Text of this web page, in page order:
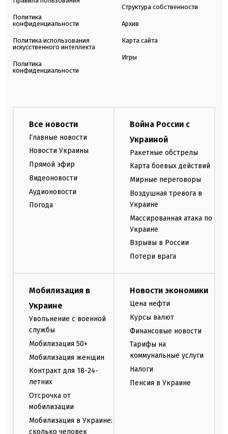
Политика
конфиденциальности
Политика использования
искусственного интеллекта
Политика
конфиденциальности
Структура собственности
Архив
Карта сайта
Игры
Все новости
Главные новости
Новости Украины
Прямой эфир
Видеоновости
Аудионовости
Погода
Война России с
Украиной
Ракетные обстрелы
Карта боевых действий
Мирные переговоры
Воздушная тревога в
Украине
Массированная атака по
Украине
Взрывы в России
Потери врага
Мобилизация в
Украине
Увольнение с военной
службы
Мобилизация 50+
Мобилизация женщин
Контракт для 18-24-
летних
Отсрочка от
мобилизации
Мобилизация в Украине:
сколько человек
Новости экономики
Цена нефти
Курсы валют
Финансовые новости
Тарифы на
коммунальные услуги
Налоги
Пенсия в Украине